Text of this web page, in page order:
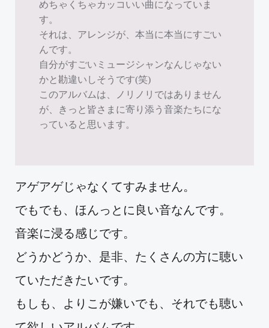
めちゃくちゃカッコいい曲になっていま
す。
それは、アレンジが、本当に本当にすごい
んです。
自分がすごいミュージシャンなんじゃない
かと勘違いしそうです(笑)
このアルバムは、ノリノリではありません
が、きっと皆さまに寄り添う音楽たちにな
っていると思います。
アゲアゲじゃなくてすみません。
でもでも、ほんっとに良い音なんです。
音楽に浸る感じです。
どうかどうか、是非、たくさんの方に聴い
ていただきたいです。
もしも、よりこが嫌いでも、それでも聴い